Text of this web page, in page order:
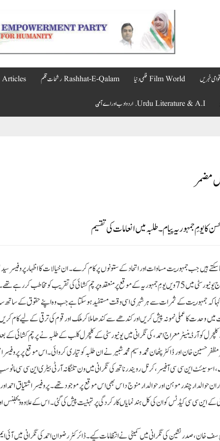
Film World فلمی دنیا Rashhat-E-Qalam رشحات قلم Articles مضامین
Urdu Literature & A.I. اردو ادب اور اے آٸ
مضمر
کا یومِ جمہوریہ پیام۔ طلبہ میں انعامات کی تقسیم
ہیں جب جمہوریت مساوات اور اتحاد کے ستونوں پر کام کرے۔ ان خیالات کا اظہار پروفیسر
وائس چانسلر مولانا آزاد نیشنل اردو یونیورسٹی نے پرچم کشائی کے بعد کیا۔وہ آج یونیورسٹی میں 75 ویں یومِ جمہوریہ کے موقع پر منعقدہ پرچم کشائی کی تقریب کو
کہا کہ جمہوریت کے ثمرات سے ہر شہری اسیوقت مستفید ہوسکتا ہے جب وہ اپنے حقوق کے ساتھ
وحدت کا عملی نمونہ پیش کریں اور کندھے سے کندھا ملاکر ملک اور قوم کی ترقی کے لیے کام
کوآرڈینیٹر معراج احمد، کی نگرانی میں یونیورسٹی کے کلچرل کلب کے طلبہ نے پرچم کشائی کے
حسین خان اور ڈاکٹر پٹھان محمد وسیم محمد شبیر نے ان طلبہ کو تیاری کروائی۔ اس موقع پر پروفیسر
، اسوسیئٹ این سی سی آفیسر، کرنل رویندر ناتھ کی نگرانی میں ون تلنگانہ آرٹی بیٹری این سی سی
چندر موہن اور حوالدار منوج داس بھی اس موقع پر موجود تھے۔ پروفیسر اشتیاق احمد اور
کے این سی سی کیڈٹس کو ان کی کل ہند نمایاں کارکردگی پر تہنیت پیش کی گئی۔ اس کے علاوہ
یوسف خان، صدر نشین کی نگرانی میں کمیٹی نے انتظامات کیے۔ ڈائرکٹر رضوان احمد کی نگرانی میں آئی